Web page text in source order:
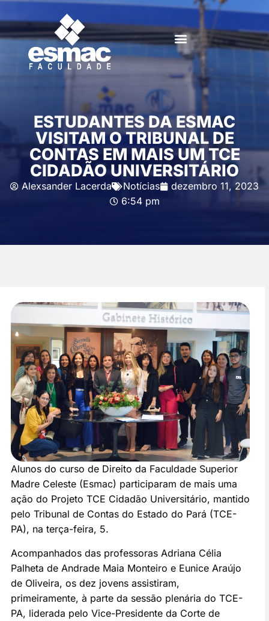
ESTUDANTES DA ESMAC
VISITAM O TRIBUNAL DE
CONTAS EM MAIS UM TCE
CIDADÃO UNIVERSITÁRIO
Alexsander Lacerda Notícias
dezembro 11, 2023
6:54 pm
Alunos do curso de Direito da Faculdade Superior
Madre Celeste (Esmac) participaram de mais uma
ação do Projeto TCE Cidadão Universitário, mantido
pelo Tribunal de Contas do Estado do Pará (TCE-
PA), na terça-feira, 5.
Acompanhados das professoras Adriana Célia
Palheta de Andrade Maia Monteiro e Eunice Araújo
de Oliveira, os dez jovens assistiram,
primeiramente, à parte da sessão plenária do TCE-
PA, liderada pelo Vice-Presidente da Corte de